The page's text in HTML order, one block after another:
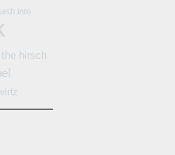
into
the hirsch